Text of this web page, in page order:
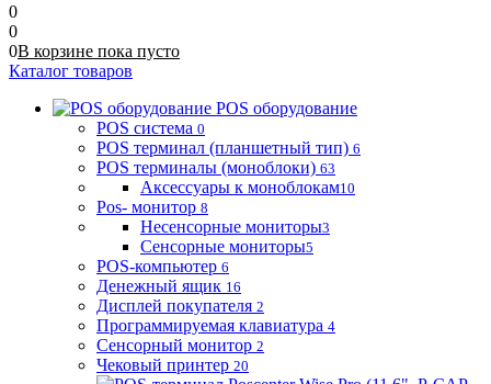
0
0
0В корзине пока пусто
Каталог товаров
POS оборудование
POS система 0
POS терминал (планшетный тип) 6
POS терминалы (моноблоки) 63
Аксессуары к моноблокам10
Pos- монитор 8
Несенсорные мониторы3
Сенсорные мониторы5
POS-компьютер 6
Денежный ящик 16
Дисплей покупателя 2
Программируемая клавиатура 4
Сенсорный монитор 2
Чековый принтер 20